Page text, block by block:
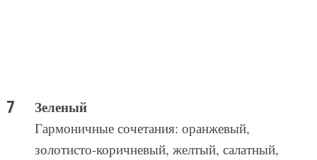
Зеленый
Гармоничные сочетания: оранжевый,
золотисто-коричневый, желтый, салатный,